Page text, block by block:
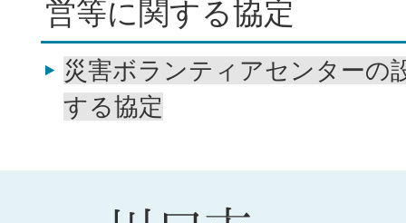
営等に関する協定
災害ボランティアセンターの
する協定